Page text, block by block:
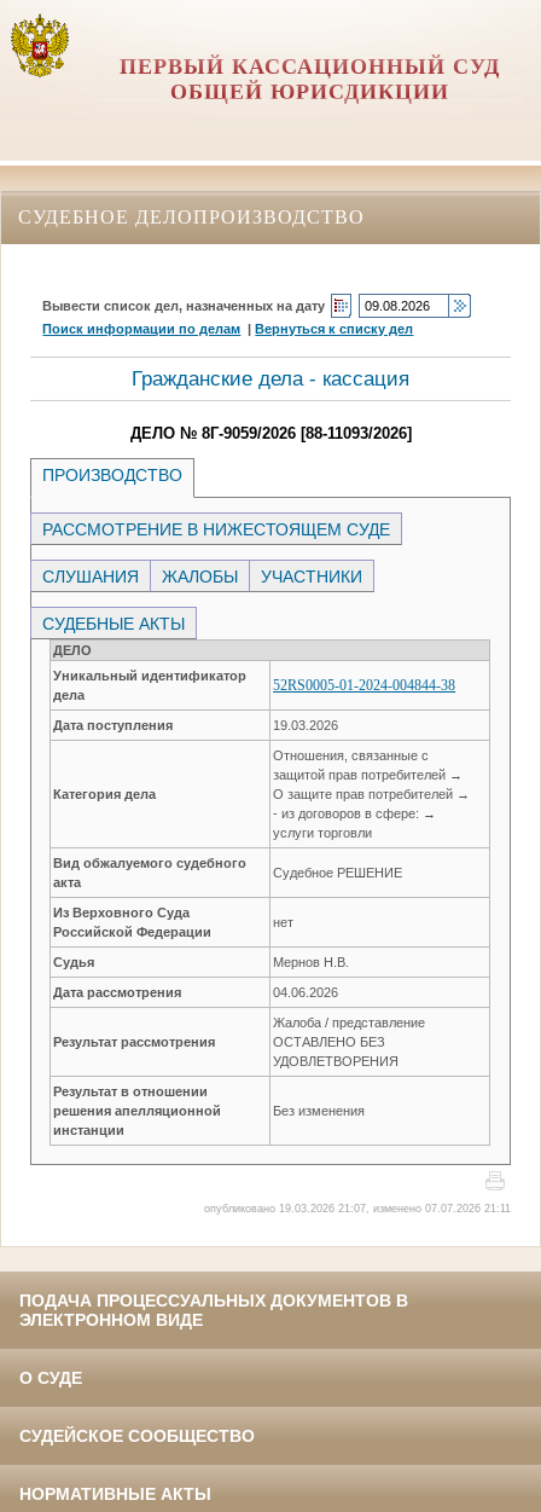
ПЕРВЫЙ КАССАЦИОННЫЙ СУД
ОБЩЕЙ ЮРИСДИКЦИИ
СУДЕБНОЕ ДЕЛОПРОИЗВОДСТВО
Вывести список дел, назначенных на дату
Поиск информации по делам |Вернуться к списку дел
Гражданские дела - кассация
ДЕЛО № 8Г-9059/2026 [88-11093/2026]
ПРОИЗВОДСТВО
РАССМОТРЕНИЕ В НИЖЕСТОЯЩЕМ СУДЕ
СЛУШАНИЯ ЖАЛОБЫ УЧАСТНИКИ
СУДЕБНЫЕ АКТЫ
ДЕЛО
Уникальный идентификатор
дела
52RS0005-01-2024-004844-38
Дата поступления 19.03.2026
Категория дела
Отношения, связанные с
защитой прав потребителей →
О защите прав потребителей →
- из договоров в сфере: →
услуги торговли
Вид обжалуемого судебного
акта
Судебное РЕШЕНИЕ
Из Верховного Суда
Российской Федерации
нет
Судья Мернов Н.В.
Дата рассмотрения 04.06.2026
Результат рассмотрения
Жалоба / представление
ОСТАВЛЕНО БЕЗ
УДОВЛЕТВОРЕНИЯ
Результат в отношении
решения апелляционной
инстанции
Без изменения
опубликовано 19.03.2026 21:07, изменено 07.07.2026 21:11
ПОДАЧА ПРОЦЕССУАЛЬНЫХ ДОКУМЕНТОВ В
ЭЛЕКТРОННОМ ВИДЕ
О СУДЕ
СУДЕЙСКОЕ СООБЩЕСТВО
НОРМАТИВНЫЕ АКТЫ